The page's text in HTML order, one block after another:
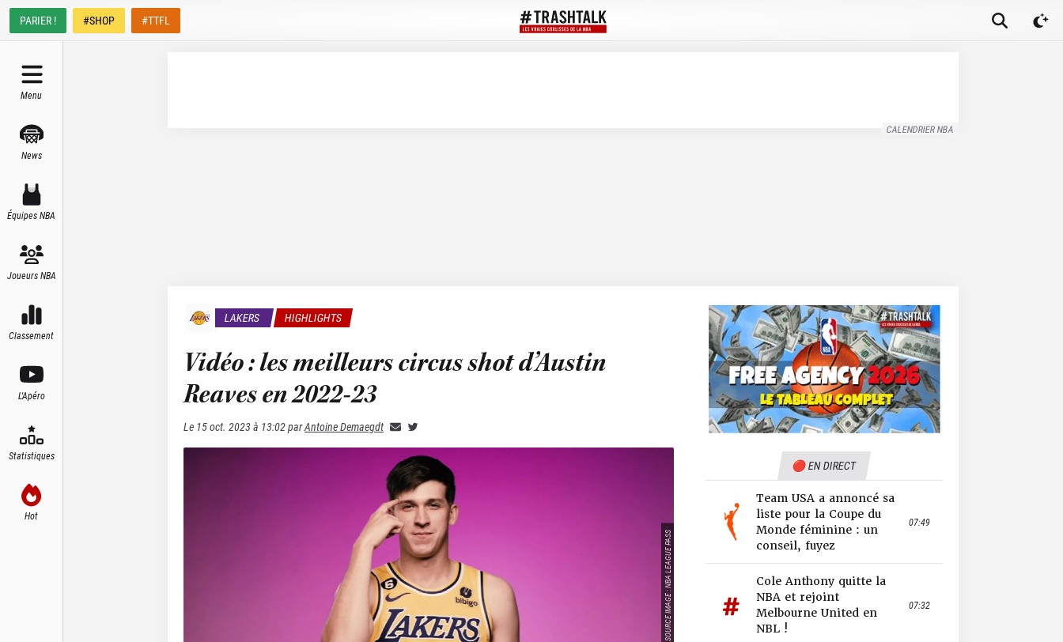
PARIER ! #SHOP #TTFL
Menu
News
Équipes NBA
Joueurs NBA
Classement
L'Apéro
Statistiques
Hot
CALENDRIER NBA
LAKERS HIGHLIGHTS
Vidéo : les meilleurs circus shot d’Austin
Reaves en 2022-23
Le 15 oct. 2023 à 13:02parAntoine Demaegdt
SOURCE IMAGE : NBA LEAGUE PASS
🔴 EN DIRECT
Team USA a annoncé sa
liste pour la Coupe du
Monde féminine : un
conseil, fuyez
07:49
Cole Anthony quitte la
NBA et rejoint
Melbourne United en
NBL !
07:32